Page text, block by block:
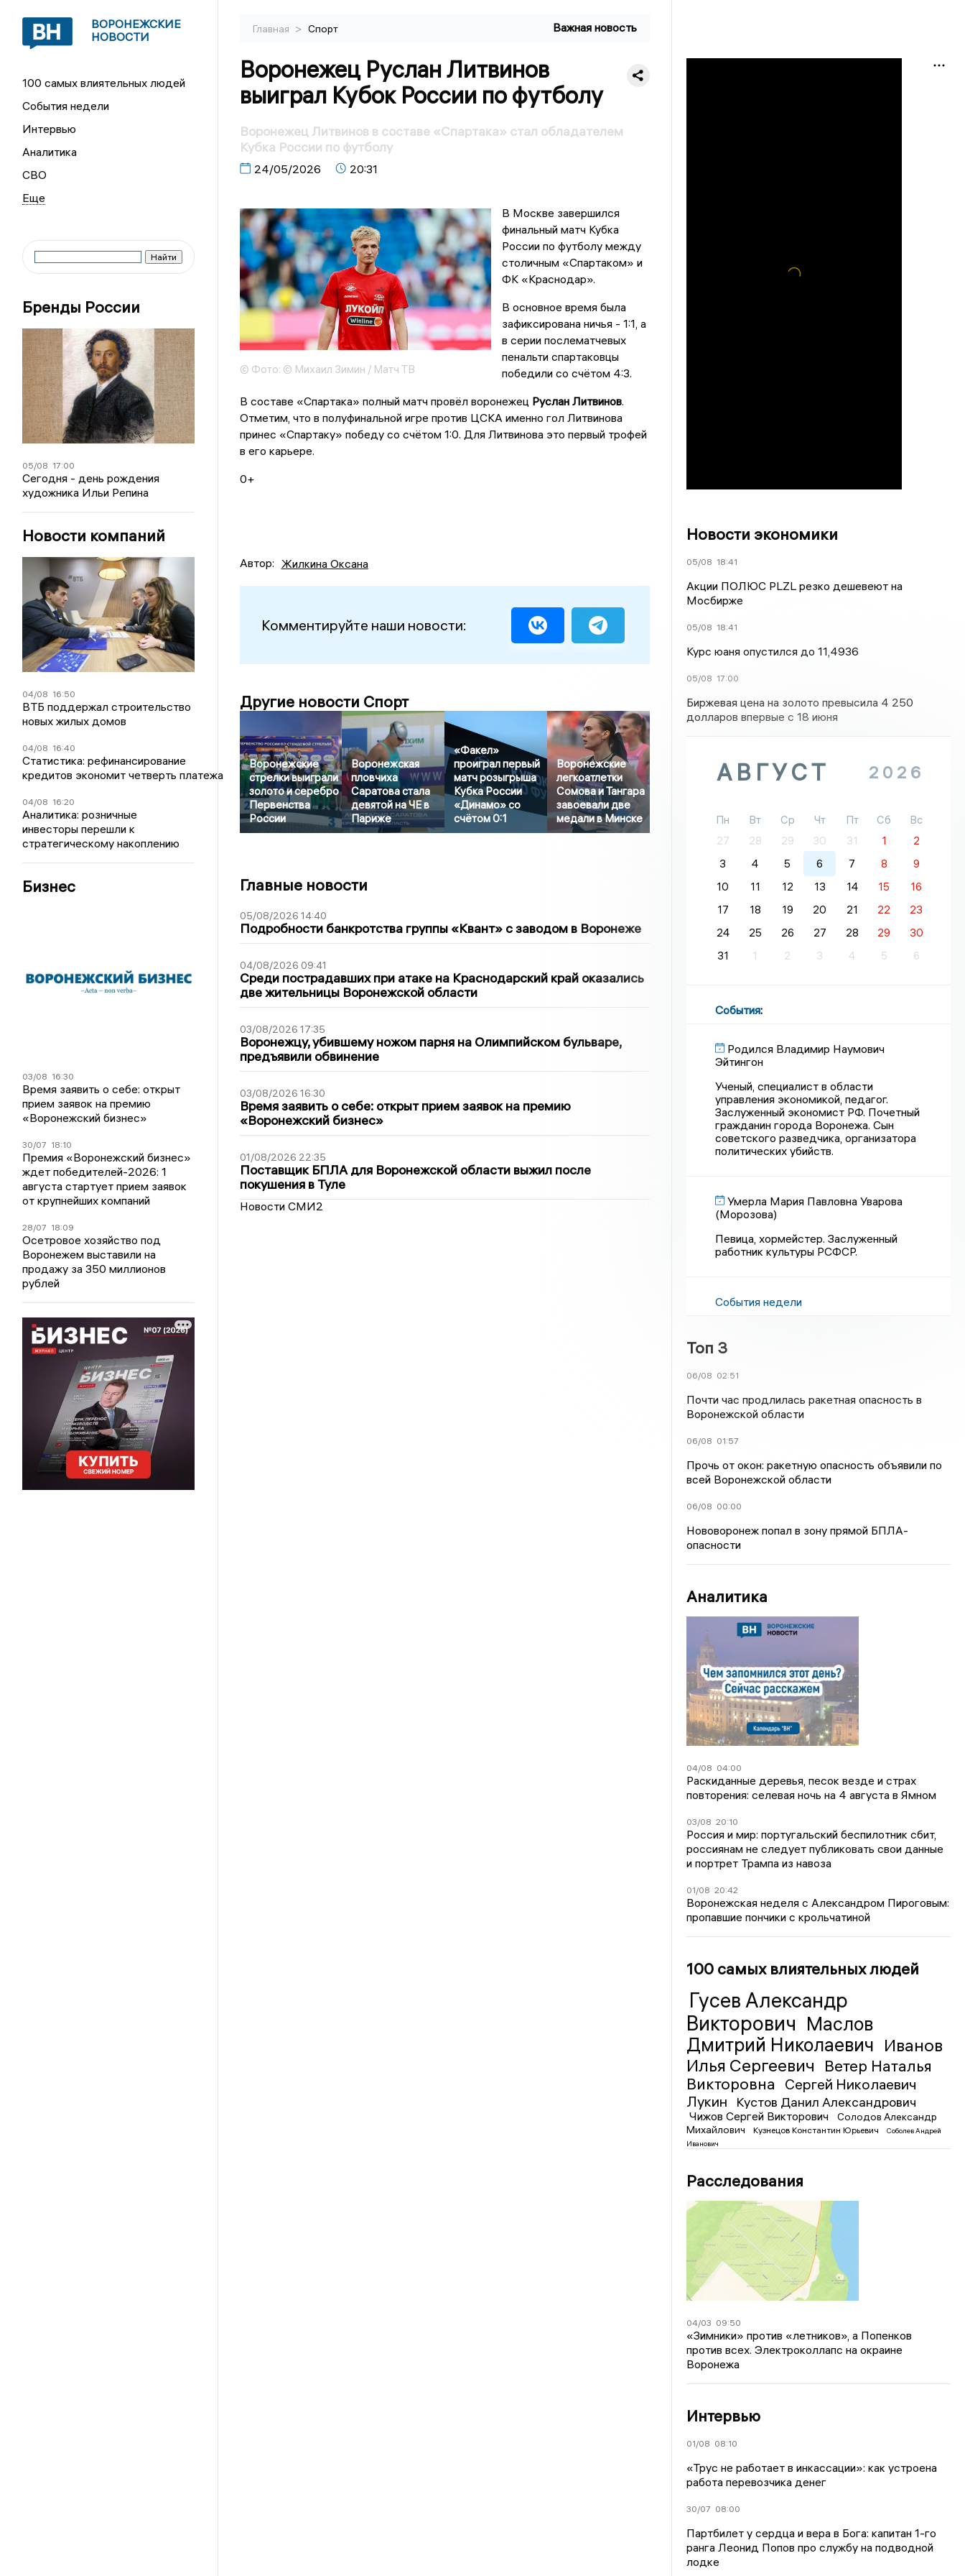
ВОРОНЕЖСКИЕ
НОВОСТИ
100 самых влиятельных людей
События недели
Интервью
Аналитика
СВО
Бренды России
05/08 17:00
Сегодня - день рождения
художника Ильи Репина
Новости компаний
04/08 16:50
ВТБ поддержал строительство
новых жилых домов
04/08 16:40
Статистика: рефинансирование
кредитов экономит четверть платежа
04/08 16:20
Аналитика: розничные
инвесторы перешли к
стратегическому накоплению
Бизнес
03/08 16:30
Время заявить о себе: открыт
прием заявок на премию
«Воронежский бизнес»
30/07 18:10
Премия «Воронежский бизнес»
ждет победителей-2026: 1
августа стартует прием заявок
от крупнейших компаний
28/07 18:09
Осетровое хозяйство под
Воронежем выставили на
продажу за 350 миллионов
рублей
Главная > Спорт Важная новость
Воронежец Руслан Литвинов
выиграл Кубок России по футболу
Воронежец Литвинов в составе «Спартака» стал обладателем
Кубка России по футболу
24/05/2026 20:31
© Фото: © Михаил Зимин / Матч ТВ
В Москве завершился
финальный матч Кубка
России по футболу между
столичным «Спартаком» и
ФК «Краснодар».
В основное время была
зафиксирована ничья - 1:1, а
в серии послематчевых
пенальти спартаковцы
победили со счётом 4:3.
В составе «Спартака» полный матч провёл воронежецРуслан Литвинов.
Отметим, что в полуфинальной игре против ЦСКА именно гол Литвинова
принес «Спартаку» победу со счётом 1:0. Для Литвинова это первый трофей
в его карьере.
0+
Автор: Жилкина Оксана
Комментируйте наши новости:
Другие новости Спорт
Воронежские
стрелки выиграли
золото и серебро
Первенства
России
Воронежская
пловчиха
Саратова стала
девятой на ЧЕ в
Париже
«Факел»
проиграл первый
матч розыгрыша
Кубка России
«Динамо» со
счётом 0:1
Воронежские
легкоатлетки
Сомова и Тангара
завоевали две
медали в Минске
Главные новости
05/08/2026 14:40
Подробности банкротства группы «Квант» с заводом в Воронеже
04/08/2026 09:41
Среди пострадавших при атаке на Краснодарский край оказались
две жительницы Воронежской области
03/08/2026 17:35
Воронежцу, убившему ножом парня на Олимпийском бульваре,
предъявили обвинение
03/08/2026 16:30
Время заявить о себе: открыт прием заявок на премию
«Воронежский бизнес»
01/08/2026 22:35
Поставщик БПЛА для Воронежской области выжил после
покушения в Туле
Новости СМИ2
Новости экономики
05/08 18:41
Акции ПОЛЮС PLZL резко дешевеют на
Мосбирже
05/08 18:41
Курс юаня опустился до 11,4936
05/08 17:00
Биржевая цена на золото превысила 4 250
долларов впервые с 18 июня
АВГУСТ 2026
Пн Вт Ср Чт Пт Сб
Вс
27
28 29 30 31 1
2
3
4 5 6 7 8
9
10
11 12 13 14 15
16
17
18 19 20 21 22
23
24
25 26 27 28 29
30
31
1 2 3 4 5 6
События:
Родился Владимир Наумович
Эйтингон
Ученый, специалист в области
управления экономикой, педагог.
Заслуженный экономист РФ. Почетный
гражданин города Воронежа. Сын
советского разведчика, организатора
политических убийств.
Умерла Мария Павловна Уварова
(Морозова)
Певица, хормейстер. Заслуженный
работник культуры РСФСР.
События недели
Топ 3
06/08 02:51
Почти час продлилась ракетная опасность в
Воронежской области
06/08 01:57
Прочь от окон: ракетную опасность объявили по
всей Воронежской области
06/08 00:00
Нововоронеж попал в зону прямой БПЛА-
опасности
Аналитика
04/08 04:00
Раскиданные деревья, песок везде и страх
повторения: селевая ночь на 4 августа в Ямном
03/08 20:10
Россия и мир: португальский беспилотник сбит,
россиянам не следует публиковать свои данные
и портрет Трампа из навоза
01/08 20:42
Воронежская неделя с Александром Пироговым:
пропавшие пончики с крольчатиной
100 самых влиятельных людей
Гусев Александр
Викторович Маслов
Дмитрий Николаевич Иванов
Илья Сергеевич
Ветер Наталья
Викторовна
Сергей Николаевич
Лукин
Кустов Данил Александрович
Чижов Сергей Викторович
Солодов Александр
Михайлович
Кузнецов Константин Юрьевич
Соболев Андрей
Иванович
Расследования
04/03 09:50
«Зимники» против «летников», а Попенков
против всех. Электроколлапс на окраине
Воронежа
Интервью
01/08 08:10
«Трус не работает в инкассации»: как устроена
работа перевозчика денег
30/07 08:00
Партбилет у сердца и вера в Бога: капитан 1-го
ранга Леонид Попов про службу на подводной
лодке